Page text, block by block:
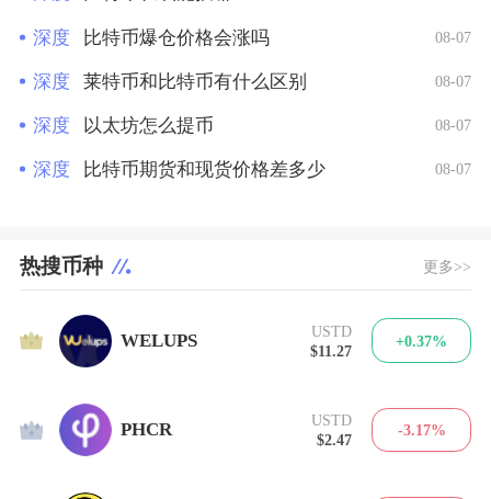
深度 比特币爆仓价格会涨吗 08-07
深度 莱特币和比特币有什么区别 08-07
深度 以太坊怎么提币 08-07
深度 比特币期货和现货价格差多少 08-07
热搜币种 更多>>
1 WELUPS
USTD
$11.27
+0.37%
2 PHCR
USTD
$2.47
-3.17%